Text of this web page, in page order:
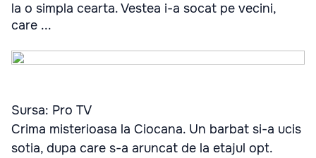
la o simpla cearta. Vestea i-a socat pe vecini,
care ...
Sursa: Pro TV
Crima misterioasa la Ciocana. Un barbat si-a ucis
sotia, dupa care s-a aruncat de la etajul opt.